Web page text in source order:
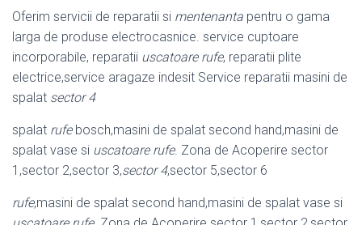
Oferim servicii de reparatii si mentenanta pentru o gama
larga de produse electrocasnice. service cuptoare
incorporabile, reparatii uscatoare rufe, reparatii plite
electrice,service aragaze indesit Service reparatii masini de
spalat sector 4
spalat rufebosch,masini de spalat second hand,masini de
spalat vase si uscatoare rufe. Zona de Acoperire sector
1,sector 2,sector 3,sector 4,sector 5,sector 6
rufe,masini de spalat second hand,masini de spalat vase si